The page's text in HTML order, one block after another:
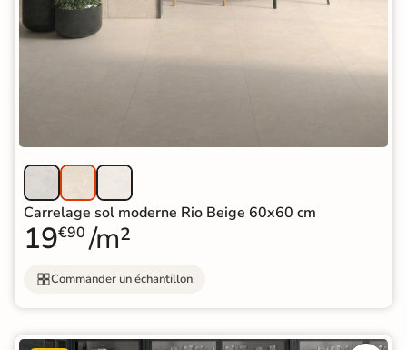
Carrelage sol moderne Rio Beige 60x60 cm
19€90 /m²
Commander un échantillon